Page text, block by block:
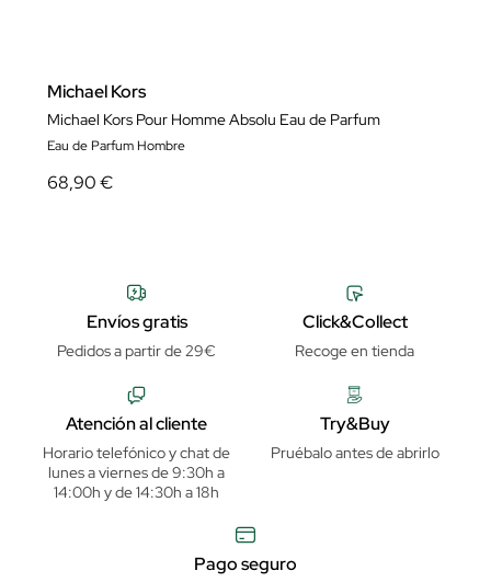
Michael Kors
Michael Kors Pour Homme Absolu Eau de Parfum
Eau de Parfum Hombre
68,90 €
Envíos gratis
Pedidos a partir de 29€
Click&Collect
Recoge en tienda
Atención al cliente
Horario telefónico y chat de
lunes a viernes de 9:30h a
14:00h y de 14:30h a 18h
Try&Buy
Pruébalo antes de abrirlo
Pago seguro